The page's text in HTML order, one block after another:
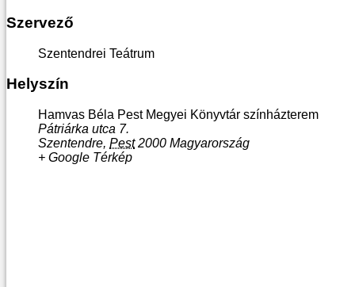
Szervező
Szentendrei Teátrum
Helyszín
Hamvas Béla Pest Megyei Könyvtár színházterem
Pátriárka utca 7.
Szentendre, Pest 2000 Magyarország
+ Google Térkép